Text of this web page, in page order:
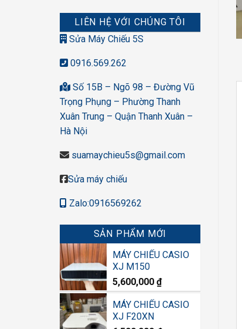
LIÊN HỆ VỚI CHÚNG TÔI
Sửa Máy Chiếu 5S
0916.569.262
Số 15B – Ngõ 98 – Đường Vũ
Trọng Phụng – Phường Thanh
Xuân Trung – Quận Thanh Xuân –
Hà Nội
suamaychieu5s@gmail.com
Sửa máy chiếu
Zalo:0916569262
SẢN PHẨM MỚI
MÁY CHIẾU CASIO
XJ M150
5,600,000 ₫
MÁY CHIẾU CASIO
XJ F20XN